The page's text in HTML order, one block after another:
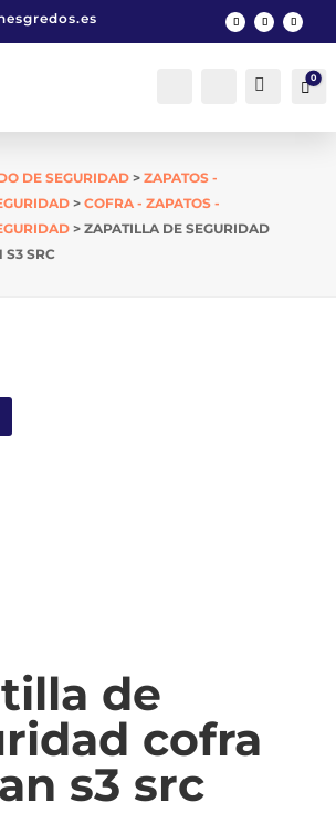
Buscar 0
DE SEGURIDAD> ZAPATOS -
> COFRA - ZAPATOS -
> ZAPATILLA DE SEGURIDAD
S3 SRC
de
cofra
s3 src